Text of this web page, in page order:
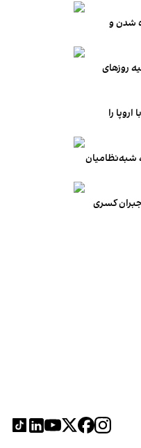
شدن و
روزهای
را
شبه‌نظامیان
کسری